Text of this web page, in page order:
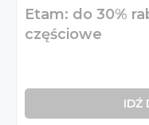
Etam: do 30%
częściowe
IDŹ